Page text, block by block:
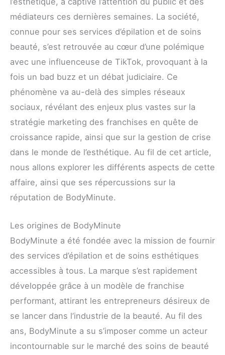
médiateurs ces dernières semaines. La société,
connue pour ses services d’épilation et de soins
beauté, s’est retrouvée au cœur d’une polémique
avec une influenceuse de TikTok, provoquant à la
fois un bad buzz et un débat judiciaire. Ce
phénomène va au-delà des simples réseaux
sociaux, révélant des enjeux plus vastes sur la
stratégie marketing des franchises en quête de
croissance rapide, ainsi que sur la gestion de crise
dans le monde de l’esthétique. Au fil de cet article,
nous allons explorer les différents aspects de cette
affaire, ainsi que ses répercussions sur la
réputation de BodyMinute.
Les origines de BodyMinute
BodyMinute a été fondée avec la mission de fournir
des services d’épilation et de soins esthétiques
accessibles à tous. La marque s’est rapidement
développée grâce à un modèle de franchise
performant, attirant les entrepreneurs désireux de
se lancer dans l’industrie de la beauté. Au fil des
ans, BodyMinute a su s’imposer comme un acteur
incontournable sur le marché des soins de beauté